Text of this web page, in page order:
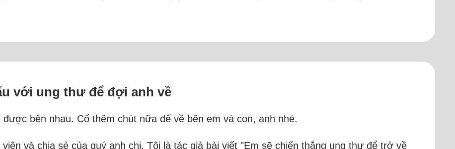
với ung thư để đợi anh về
bên nhau. Cố thêm chút nữa để về bên em và con, anh nhé.
và chia sẻ của quý anh chị. Tôi là tác giả bài viết "Em sẽ chiến thắng ung thư để trở về